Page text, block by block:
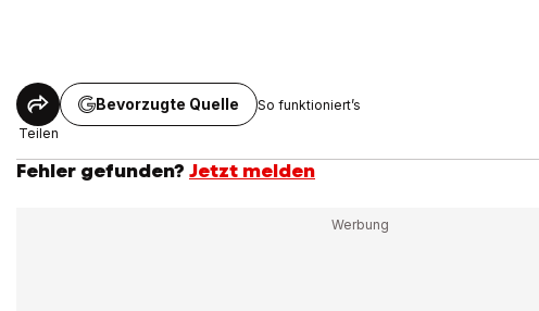
Teilen
Bevorzugte Quelle So funktioniert’s
Fehler gefunden? Jetzt melden